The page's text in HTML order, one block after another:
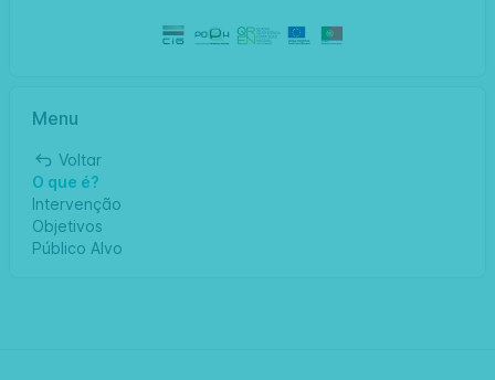
Menu
Voltar
O que é?
Intervenção
Objetivos
Público Alvo